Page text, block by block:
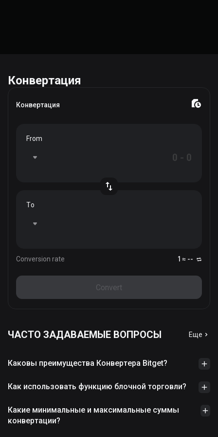
Конвертация
Конвертация
From
To
Conversion rate 1 ≈ --
Convert
ЧАСТО ЗАДАВАЕМЫЕ ВОПРОСЫ Еще
Каковы преимущества Конвертера Bitget?
Как использовать функцию блочной торговли?
Какие минимальные и максимальные суммы
конвертации?